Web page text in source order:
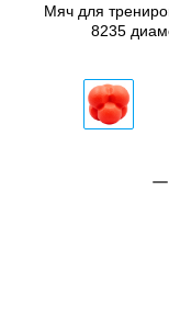
Мяч для
8235